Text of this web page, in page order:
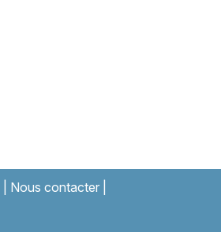
Nous contacter|